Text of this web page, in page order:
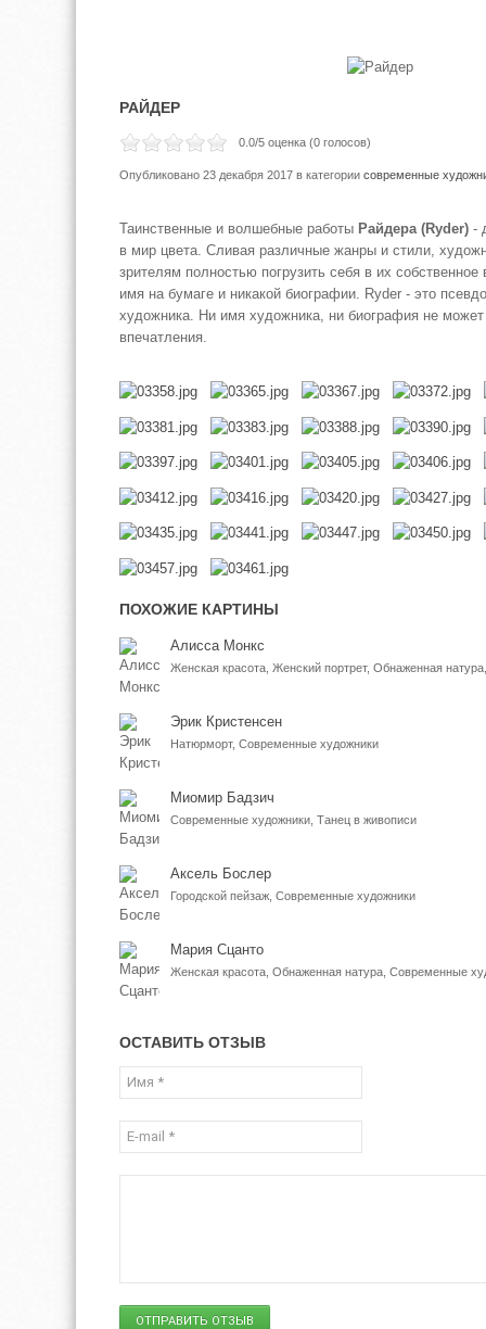
РАЙДЕР
0.0/5 оценка (0 голосов)
Опубликовано 23 декабря 2017 в категории современные
Таинственные и волшебные работы Райдера (Ryder) -
в мир цвета. Сливая различные жанры и стили,
зрителям полностью погрузить себя в их
имя на бумаге и никакой биографии. Ryder - это
художника. Ни имя художника, ни биография не
впечатления.
ПОХОЖИЕ КАРТИНЫ
Алисса Монкс
Эрик Кристенсен
Натюрморт, Современные художники
Миомир Бадзич
Современные художники, Танец в живописи
Аксель Бослер
Городской пейзаж, Современные художники
Мария Сцанто
Женская красота, Обнаженная натура, Современные
ОСТАВИТЬ ОТЗЫВ
ОТПРАВИТЬ ОТЗЫВ